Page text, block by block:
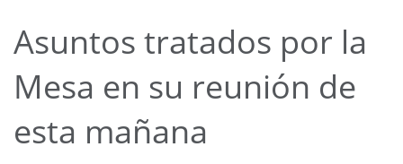
Asuntos tratados por la
Mesa en su reunión de
esta mañana